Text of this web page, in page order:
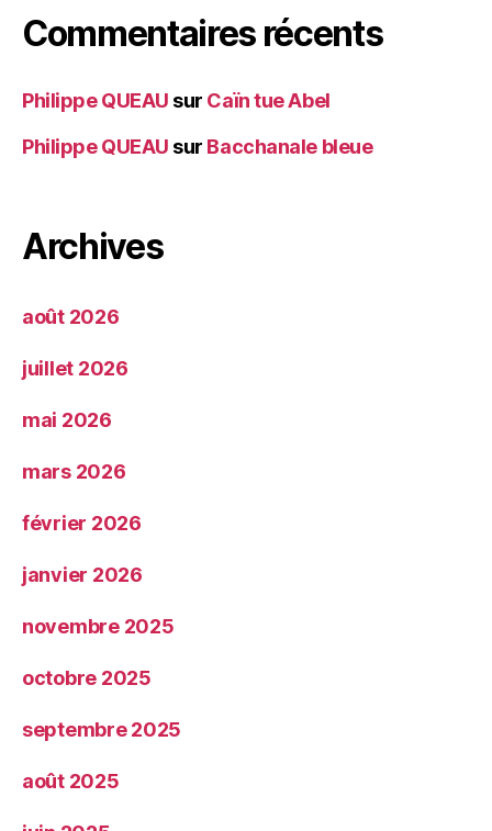
Commentaires récents
Philippe QUEAU sur Caïn tue Abel
Philippe QUEAU sur Bacchanale bleue
Archives
août 2026
juillet 2026
mai 2026
mars 2026
février 2026
janvier 2026
novembre 2025
octobre 2025
septembre 2025
août 2025